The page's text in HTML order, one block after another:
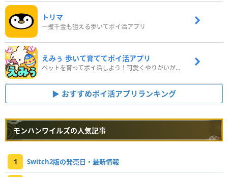
トリマ
一攫千金も狙える歩いてポイ活アプリ
えみぅ 歩いて育ててポイ活アプリ
ペットを育ってポイ活しよう！可愛くやりがいがある新感覚アプリ
おすすめポイ活アプリランキング
モンハンワイルズの人気記事
1 Switch2版の発売日・最新情報